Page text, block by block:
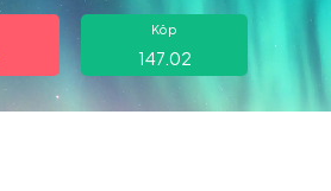
Köp
147.02